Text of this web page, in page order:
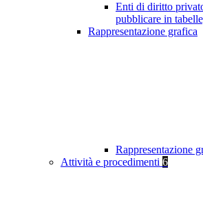
Enti di diritto
pubblicare in
Rappresentazione grafica
Rappresentazione
Attività e procedimenti 6